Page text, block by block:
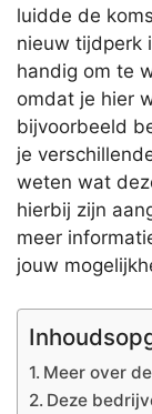
luidde de
nieuw tijdperk
handig om te
omdat je hier
bijvoorbeeld
je
weten wat
hierbij zijn
meer
jouw
Meer over
Deze